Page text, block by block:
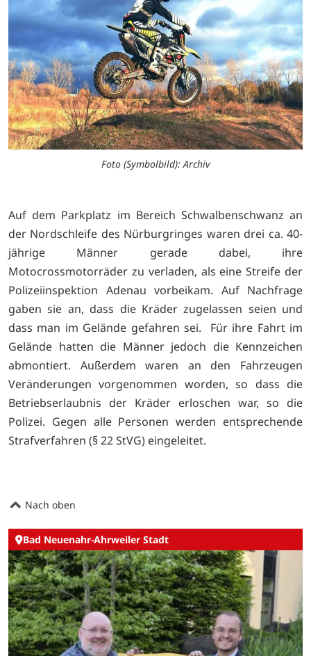
Foto (Symbolbild): Archiv
Auf dem Parkplatz im Bereich Schwalbenschwanz an
der Nordschleife des Nürburgringes waren drei ca. 40-
jährige Männer gerade dabei, ihre
Motocrossmotorräder zu verladen, als eine Streife der
Polizeiinspektion Adenau vorbeikam. Auf Nachfrage
gaben sie an, dass die Kräder zugelassen seien und
dass man im Gelände gefahren sei. Für ihre Fahrt im
Gelände hatten die Männer jedoch die Kennzeichen
abmontiert. Außerdem waren an den Fahrzeugen
Veränderungen vorgenommen worden, so dass die
Betriebserlaubnis der Kräder erloschen war, so die
Polizei. Gegen alle Personen werden entsprechende
Strafverfahren (§ 22 StVG) eingeleitet.
Nach oben
Bad Neuenahr-Ahrweiler Stadt